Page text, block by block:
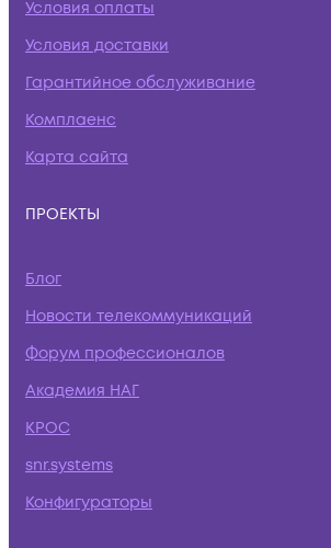
Условия оплаты
Условия доставки
Гарантийное обслуживание
Комплаенс
Карта сайта
ПРОЕКТЫ
Блог
Новости телекоммуникаций
Форум профессионалов
Академия НАГ
КРОС
snr.systems
Конфигураторы